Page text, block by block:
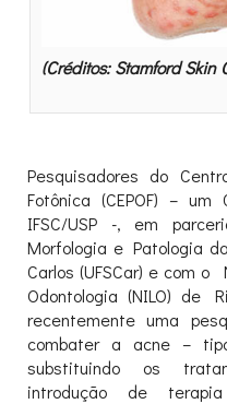
(Créditos: Stamford Skin
Pesquisadores do
Fotônica (CEPOF) – um
IFSC/USP -, em
Morfologia e Patologia
Carlos (UFSCar) e com
Odontologia (NILO) de
recentemente uma
combater a acne –
substituindo os
introdução de